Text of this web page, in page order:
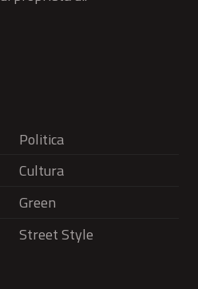
Politica
Cultura
Green
Street Style